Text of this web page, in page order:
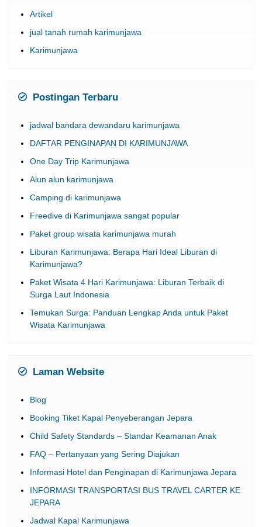
Artikel
jual tanah rumah karimunjawa
Karimunjawa
Postingan Terbaru
jadwal bandara dewandaru karimunjawa
DAFTAR PENGINAPAN DI KARIMUNJAWA
One Day Trip Karimunjawa
Alun alun karimunjawa
Camping di karimunjawa
Freedive di Karimunjawa sangat popular
Paket group wisata karimunjawa murah
Liburan Karimunjawa: Berapa Hari Ideal Liburan di
Karimunjawa?
Paket Wisata 4 Hari Karimunjawa: Liburan Terbaik di
Surga Laut Indonesia
Temukan Surga: Panduan Lengkap Anda untuk Paket
Wisata Karimunjawa
Laman Website
Blog
Booking Tiket Kapal Penyeberangan Jepara
Child Safety Standards – Standar Keamanan Anak
FAQ – Pertanyaan yang Sering Diajukan
Informasi Hotel dan Penginapan di Karimunjawa Jepara
INFORMASI TRANSPORTASI BUS TRAVEL CARTER KE
JEPARA
Jadwal Kapal Karimunjawa